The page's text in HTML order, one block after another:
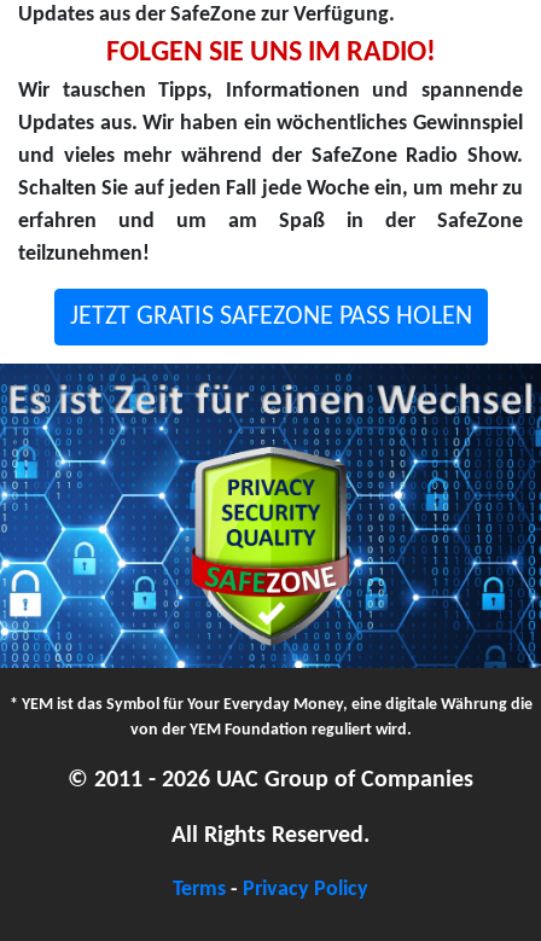
Updates aus der SafeZone zur Verfügung.
FOLGEN SIE UNS IM RADIO!
Wir tauschen Tipps, Informationen und spannende
Updates aus. Wir haben ein wöchentliches Gewinnspiel
und vieles mehr während der SafeZone Radio Show.
Schalten Sie auf jeden Fall jede Woche ein, um mehr zu
erfahren und um am Spaß in der SafeZone
teilzunehmen!
JETZT GRATIS SAFEZONE PASS HOLEN
* YEM ist das Symbol für Your Everyday Money, eine digitale Währung die
von der YEM Foundation reguliert wird.
© 2011 - 2026 UAC Group of Companies
All Rights Reserved.
Terms - Privacy Policy